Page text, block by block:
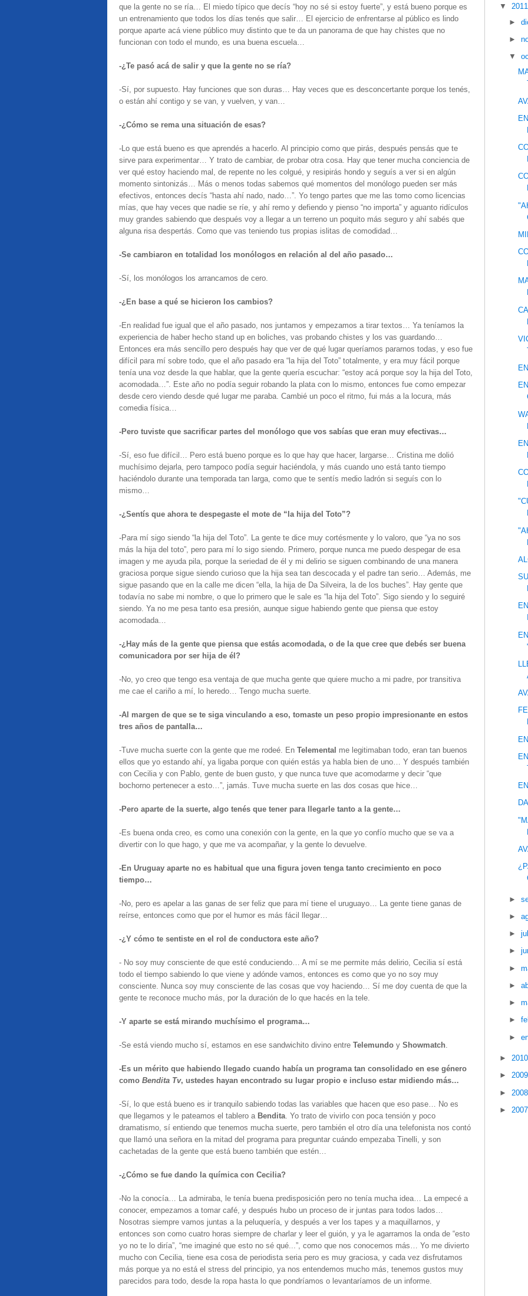
que la gente no se ría… El miedo típico que decís “hoy no sé si estoy fuerte”, y está bueno porque es
un entrenamiento que todos los días tenés que salir… El ejercicio de enfrentarse al público es lindo
porque aparte acá viene público muy distinto que te da un panorama de que hay chistes que no
funcionan con todo el mundo, es una buena escuela…
-¿Te pasó acá de salir y que la gente no se ría?
-Sí, por supuesto. Hay funciones que son duras… Hay veces que es desconcertante porque los tenés,
o están ahí contigo y se van, y vuelven, y van…
-¿Cómo se rema una situación de esas?
-Lo que está bueno es que aprendés a hacerlo. Al principio como que pirás, después pensás que te
sirve para experimentar… Y trato de cambiar, de probar otra cosa. Hay que tener mucha conciencia de
ver qué estoy haciendo mal, de repente no les colgué, y resipirás hondo y seguís a ver si en algún
momento sintonizás… Más o menos todas sabemos qué momentos del monólogo pueden ser más
efectivos, entonces decís “hasta ahí nado, nado…”. Yo tengo partes que me las tomo como licencias
mías, que hay veces que nadie se ríe, y ahí remo y defiendo y pienso “no importa” y aguanto ridículos
muy grandes sabiendo que después voy a llegar a un terreno un poquito más seguro y ahí sabés que
alguna risa despertás. Como que vas teniendo tus propias islitas de comodidad…
-Se cambiaron en totalidad los monólogos en relación al del año pasado…
-Sí, los monólogos los arrancamos de cero.
-¿En base a qué se hicieron los cambios?
-En realidad fue igual que el año pasado, nos juntamos y empezamos a tirar textos… Ya teníamos la
experiencia de haber hecho stand up en boliches, vas probando chistes y los vas guardando…
Entonces era más sencillo pero después hay que ver de qué lugar queríamos pararnos todas, y eso fue
difícil para mí sobre todo, que el año pasado era “la hija del Toto” totalmente, y era muy fácil porque
tenía una voz desde la que hablar, que la gente quería escuchar: “estoy acá porque soy la hija del Toto,
acomodada…”. Este año no podía seguir robando la plata con lo mismo, entonces fue como empezar
desde cero viendo desde qué lugar me paraba. Cambié un poco el ritmo, fui más a la locura, más
comedia física…
-Pero tuviste que sacrificar partes del monólogo que vos sabías que eran muy efectivas…
-Sí, eso fue difícil… Pero está bueno porque es lo que hay que hacer, largarse… Cristina me dolió
muchísimo dejarla, pero tampoco podía seguir haciéndola, y más cuando uno está tanto tiempo
haciéndolo durante una temporada tan larga, como que te sentís medio ladrón si seguís con lo
mismo…
-¿Sentís que ahora te despegaste el mote de “la hija del Toto”?
-Para mí sigo siendo “la hija del Toto”. La gente te dice muy cortésmente y lo valoro, que “ya no sos
más la hija del toto”, pero para mí lo sigo siendo. Primero, porque nunca me puedo despegar de esa
imagen y me ayuda pila, porque la seriedad de él y mi delirio se siguen combinando de una manera
graciosa porque sigue siendo curioso que la hija sea tan descocada y el padre tan serio… Además, me
sigue pasando que en la calle me dicen “ella, la hija de Da Silveira, la de los buches”. Hay gente que
todavía no sabe mi nombre, o que lo primero que le sale es “la hija del Toto”. Sigo siendo y lo seguiré
siendo. Ya no me pesa tanto esa presión, aunque sigue habiendo gente que piensa que estoy
acomodada…
-¿Hay más de la gente que piensa que estás acomodada, o de la que cree que debés ser buena
comunicadora por ser hija de él?
-No, yo creo que tengo esa ventaja de que mucha gente que quiere mucho a mi padre, por transitiva
me cae el cariño a mí, lo heredo… Tengo mucha suerte.
-Al margen de que se te siga vinculando a eso, tomaste un peso propio impresionante en estos
tres años de pantalla…
-Tuve mucha suerte con la gente que me rodeé. En Telemental me legitimaban todo, eran tan buenos
ellos que yo estando ahí, ya ligaba porque con quién estás ya habla bien de uno… Y después también
con Cecilia y con Pablo, gente de buen gusto, y que nunca tuve que acomodarme y decir “que
bochorno pertenecer a esto…”, jamás. Tuve mucha suerte en las dos cosas que hice…
-Pero aparte de la suerte, algo tenés que tener para llegarle tanto a la gente…
-Es buena onda creo, es como una conexión con la gente, en la que yo confío mucho que se va a
divertir con lo que hago, y que me va acompañar, y la gente lo devuelve.
-En Uruguay aparte no es habitual que una figura joven tenga tanto crecimiento en poco
tiempo…
-No, pero es apelar a las ganas de ser feliz que para mí tiene el uruguayo… La gente tiene ganas de
reírse, entonces como que por el humor es más fácil llegar…
-¿Y cómo te sentiste en el rol de conductora este año?
- No soy muy consciente de que esté conduciendo… A mí se me permite más delirio, Cecilia sí está
todo el tiempo sabiendo lo que viene y adónde vamos, entonces es como que yo no soy muy
consciente. Nunca soy muy consciente de las cosas que voy haciendo… Sí me doy cuenta de que la
gente te reconoce mucho más, por la duración de lo que hacés en la tele.
-Y aparte se está mirando muchísimo el programa…
-Se está viendo mucho sí, estamos en ese sandwichito divino entre Telemundo y Showmatch.
-Es un mérito que habiendo llegado cuando había un programa tan consolidado en ese género
como Bendita Tv, ustedes hayan encontrado su lugar propio e incluso estar midiendo más…
-Sí, lo que está bueno es ir tranquilo sabiendo todas las variables que hacen que eso pase… No es
que llegamos y le pateamos el tablero a Bendita. Yo trato de vivirlo con poca tensión y poco
dramatismo, sí entiendo que tenemos mucha suerte, pero también el otro día una telefonista nos contó
que llamó una señora en la mitad del programa para preguntar cuándo empezaba Tinelli, y son
cachetadas de la gente que está bueno también que estén…
-¿Cómo se fue dando la química con Cecilia?
-No la conocía… La admiraba, le tenía buena predisposición pero no tenía mucha idea… La empecé a
conocer, empezamos a tomar café, y después hubo un proceso de ir juntas para todos lados…
Nosotras siempre vamos juntas a la peluquería, y después a ver los tapes y a maquillarnos, y
entonces son como cuatro horas siempre de charlar y leer el guión, y ya le agarramos la onda de “esto
yo no te lo diría”, “me imaginé que esto no sé qué...”, como que nos conocemos más… Yo me divierto
mucho con Cecilia, tiene esa cosa de periodista seria pero es muy graciosa, y cada vez disfrutamos
más porque ya no está el stress del principio, ya nos entendemos mucho más, tenemos gustos muy
parecidos para todo, desde la ropa hasta lo que pondríamos o levantaríamos de un informe.
▼
►
►
▼
►
►
►
►
►
►
►
►
►
►
►
►
►